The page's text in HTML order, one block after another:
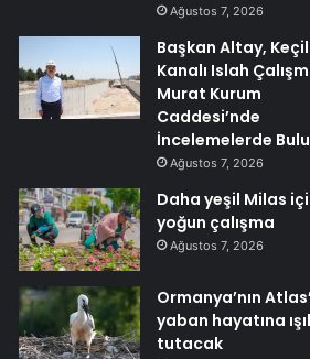
Ağustos 7, 2026
Başkan Altay,
Kanalı Islah
Murat Kurum
Caddesi’nde
İncelemelerde
Ağustos 7, 2026
Daha yeşil Milas
yoğun çalışma
Ağustos 7, 2026
Ormanya’nın
yaban hayatına
tutacak